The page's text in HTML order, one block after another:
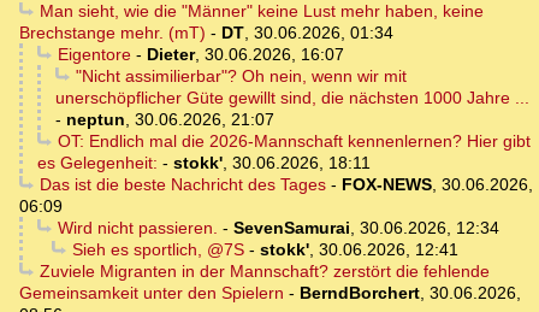
Man sieht, wie die "Männer" keine Lust mehr haben, keine
Brechstange mehr. (mT) - DT, 30.06.2026, 01:34
Eigentore- Dieter, 30.06.2026, 16:07
"Nicht assimilierbar"? Oh nein, wenn wir mit
unerschöpflicher Güte gewillt sind, die nächsten 1000 Jahre ...
- neptun, 30.06.2026, 21:07
OT: Endlich mal die 2026-Mannschaft kennenlernen? Hier gibt
es Gelegenheit: - stokk', 30.06.2026, 18:11
Das ist die beste Nachricht des Tages- FOX-NEWS, 30.06.2026,
06:09
Wird nicht passieren. - SevenSamurai, 30.06.2026, 12:34
Sieh es sportlich, @7S- stokk', 30.06.2026, 12:41
Zuviele Migranten in der Mannschaft? zerstört die fehlende
Gemeinsamkeit unter den Spielern - BerndBorchert, 30.06.2026,